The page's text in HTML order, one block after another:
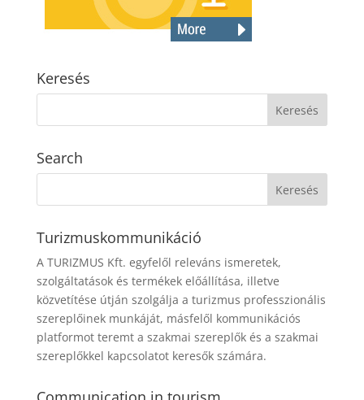
Keresés
Search
Turizmuskommunikáció
A TURIZMUS Kft. egyfelől releváns ismeretek,
szolgáltatások és termékek előállítása, illetve
közvetítése útján szolgálja a turizmus professzionális
szereplőinek munkáját, másfelől kommunikációs
platformot teremt a szakmai szereplők és a szakmai
szereplőkkel kapcsolatot keresők számára.